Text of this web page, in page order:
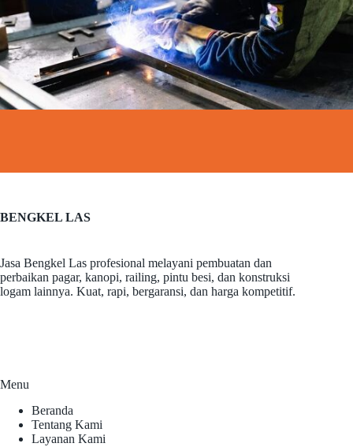
BENGKEL LAS
Jasa Bengkel Las profesional melayani pembuatan dan
perbaikan pagar, kanopi, railing, pintu besi, dan konstruksi
logam lainnya. Kuat, rapi, bergaransi, dan harga kompetitif.
Menu
Beranda
Tentang Kami
Layanan Kami